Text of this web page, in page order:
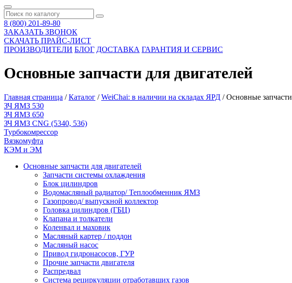
8 (800) 201-89-80
ЗАКАЗАТЬ ЗВОНОК
СКАЧАТЬ ПРАЙС-ЛИСТ
ПРОИЗВОДИТЕЛИ БЛОГ ДОСТАВКА ГАРАНТИЯ И СЕРВИС
Основные запчасти для двигателей
Главная страница /Каталог /WeiChai: в наличии на складах ЯРД /Основные
ЗЧ ЯМЗ 530
ЗЧ ЯМЗ 650
ЗЧ ЯМЗ CNG (5340, 536)
Турбокомрессор
Вязкомуфта
КЭМ и ЭМ
Основные запчасти для двигателей
Запчасти системы охлаждения
Блок цилиндров
Водомасляный радиатор/ Теплообменник ЯМЗ
Газопровод/ выпускной коллектор
Головка цилиндров (ГБЦ)
Клапана и толкатели
Коленвал и маховик
Масляный картер / поддон
Масляный насос
Привод гидронасосов, ГУР
Прочие запчасти двигателя
Распредвал
Система рециркуляции отработавших газов